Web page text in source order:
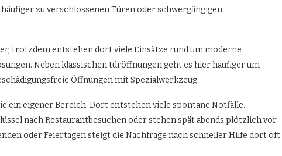
zu verschlossenen Türen oder schwergängigen
trotzdem entstehen dort viele Einsätze rund um moderne
Neben klassischen türöffnungen geht es hier häufiger um
Öffnungen mit Spezialwerkzeug.
ein eigener Bereich. Dort entstehen viele spontane Notfälle.
nach Restaurantbesuchen oder stehen spät abends plötzlich vor
oder Feiertagen steigt die Nachfrage nach schneller Hilfe dort oft